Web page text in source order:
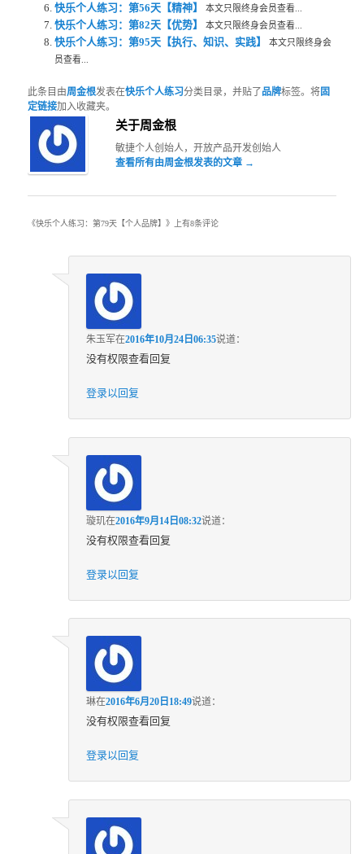
快乐个人练习：第56天【精神】 本文只限终身会员查看...
快乐个人练习：第82天【优势】 本文只限终身会员查看...
快乐个人练习：第95天【执行、知识、实践】
本文只限终身会
员查看...
此条目由周金根发表在快乐个人练习分类目录，并贴了品牌标签。将固
定链接加入收藏夹。
关于周金根
敏捷个人创始人，开放产品开发创始人
查看所有由周金根发表的文章 →
《快乐个人练习：第79天【个人品牌】 》上有8条评论
朱玉军在2016年10月24日06:35说道：
没有权限查看回复
登录以回复
璇玑在2016年9月14日08:32说道：
没有权限查看回复
登录以回复
琳在2016年6月20日18:49说道：
没有权限查看回复
登录以回复